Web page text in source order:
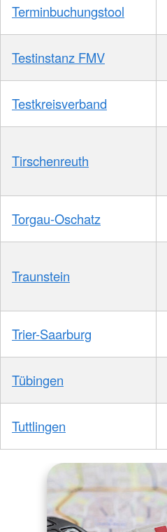
Terminbuchungstool
Testinstanz FMV
Testkreisverband
Tirschenreuth
Torgau-Oschatz
Traunstein
Trier-Saarburg
Tübingen
Tuttlingen